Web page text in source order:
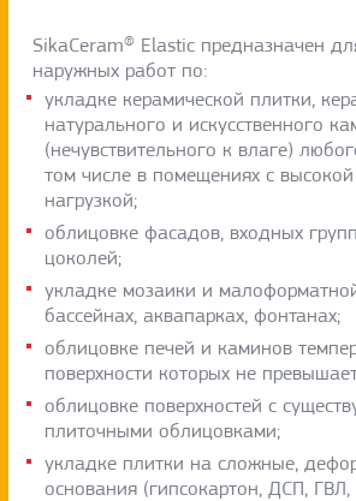
SikaCeram® Elastic предназначен
наружных работ по:
укладке керамической плитки,
натурального и искусственного
(нечувствительного к влаге)
том числе в помещениях с
нагрузкой;
облицовке фасадов, входных
цоколей;
укладке мозаики и
бассейнах, аквапарках, фонтанах;
облицовке печей и каминов
поверхности которых не
облицовке поверхностей с
плиточными облицовками;
укладке плитки на сложные,
основания (гипсокартон, ДСП,